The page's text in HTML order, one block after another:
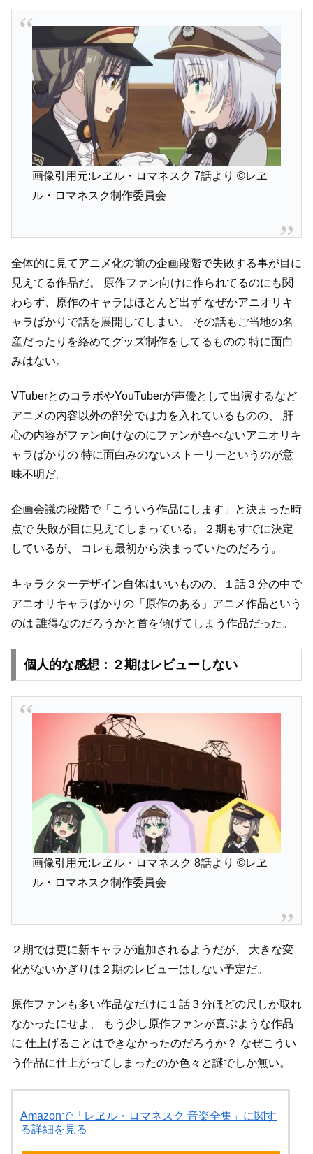
画像引用元:レヱル・ロマネスク 7話より ©レヱ
ル・ロマネスク制作委員会
全体的に見てアニメ化の前の企画段階で失敗する事が目に
見えてる作品だ。
原作ファン向けに作られてるのにも関
わらず、原作のキャラはほとんど出ず なぜかアニオリキ
ャラばかりで話を展開してしまい、
その話もご当地の名
産だったりを絡めてグッズ制作をしてるものの 特に面白
みはない。
VTuberとのコラボやYouTuberが声優として出演するなど
アニメの内容以外の部分では力を入れているものの、
肝
心の内容がファン向けなのにファンが喜べないアニオリキ
ャラばかりの 特に面白みのないストーリーというのが意
味不明だ。
企画会議の段階で「こういう作品にします」と決まった時
点で失敗が目に見えてしまっている。２期もすでに決定
しているが、
コレも最初から決まっていたのだろう。
キャラクターデザイン自体はいいものの、１話３分の中で
アニオリキャラばかりの「原作のある」アニメ作品という
のは 誰得なのだろうかと首を傾げてしまう作品だった。
個人的な感想：２期はレビューしない
画像引用元:レヱル・ロマネスク 8話より ©レヱ
ル・ロマネスク制作委員会
２期では更に新キャラが追加されるようだが、
大きな変
化がないかぎりは２期のレビューはしない予定だ。
原作ファンも多い作品なだけに１話３分ほどの尺しか取れ
なかったにせよ、
もう少し原作ファンが喜ぶような作品
に 仕上げることはできなかったのだろうか？ なぜこうい
う作品に仕上がってしまったのか色々と謎でしか無い。
Amazonで「レヱル・ロマネスク 音楽全集」に関す
る詳細を見る